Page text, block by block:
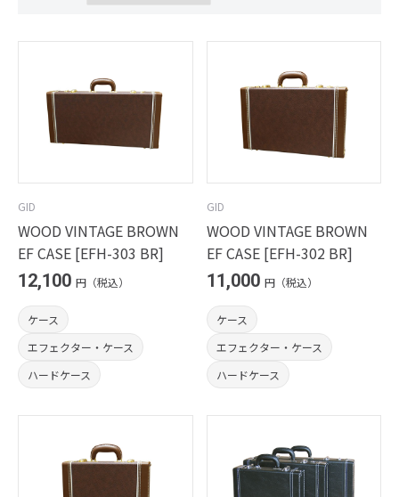
GID
WOOD VINTAGE BROWN
EF CASE [EFH-303 BR]
12,100 円（税込）
ケース
エフェクター・ケース
ハードケース
GID
WOOD VINTAGE BROWN
EF CASE [EFH-302 BR]
11,000 円（税込）
ケース
エフェクター・ケース
ハードケース